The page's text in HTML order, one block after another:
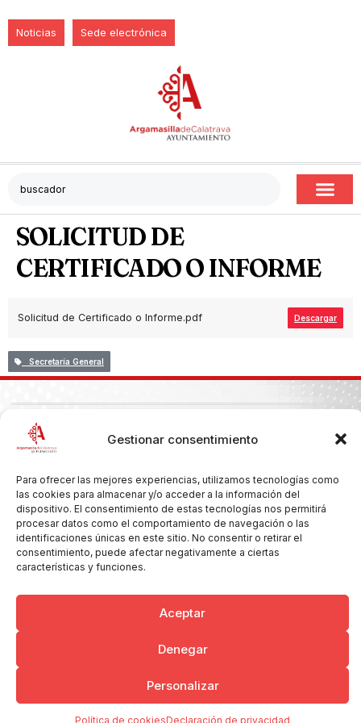
Gestionar consentimiento
Para ofrecer las mejores experiencias, utilizamos tecnologías como
las cookies para almacenar y/o acceder a la información del
dispositivo. El consentimiento de estas tecnologías nos permitirá
procesar datos como el comportamiento de navegación o las
identificaciones únicas en este sitio. No consentir o retirar el
consentimiento, puede afectar negativamente a ciertas
características y funciones.
Aceptar
Denegar
Personalizar
Política de cookiesDeclaración de privacidad
Noticias Sede electrónica
SOLICITUD DE
CERTIFICADO O INFORME
Solicitud de Certificado o Informe.pdf Descargar
Secretaría General
Copyright © 2026 Ayuntamiento de Argamasilla de Calatrava
Politica de Privacidad y Aviso Legal
Registro de la actividad